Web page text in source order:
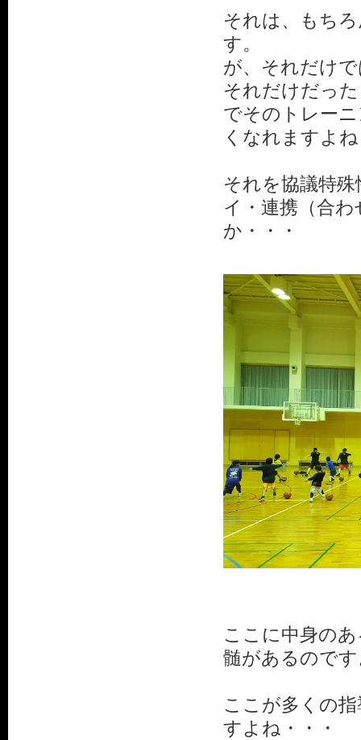
それは、もち
す。
が、それだけ
それだけだっ
でそのトレー
くなれますよ
それを協議特
イ・連携（合
か・・・
ここに中身の
髄があるので
ここが多くの
すよね・・・